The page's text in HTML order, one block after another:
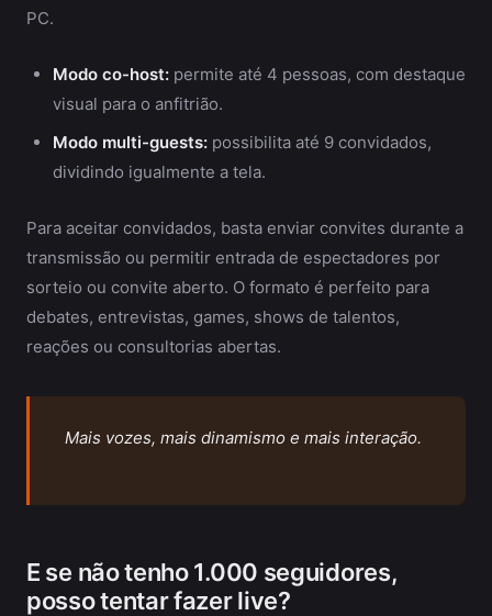
PC.
Modo co-host: permite até 4 pessoas, com destaque
visual para o anfitrião.
Modo multi-guests: possibilita até 9 convidados,
dividindo igualmente a tela.
Para aceitar convidados, basta enviar convites durante a
transmissão ou permitir entrada de espectadores por
sorteio ou convite aberto. O formato é perfeito para
debates, entrevistas, games, shows de talentos,
reações ou consultorias abertas.
Mais vozes, mais dinamismo e mais interação.
E se não tenho 1.000 seguidores,
posso tentar fazer live?